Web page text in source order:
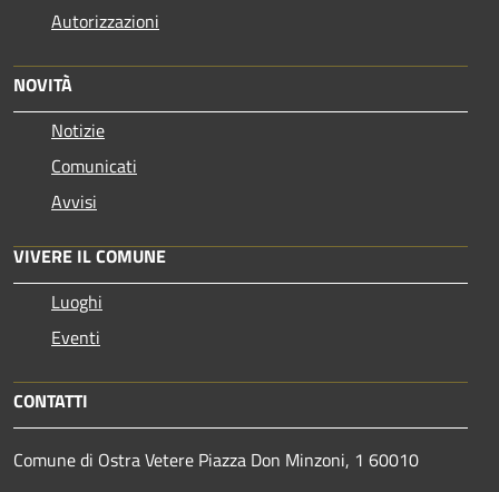
Autorizzazioni
NOVITÀ
Notizie
Comunicati
Avvisi
VIVERE IL COMUNE
Luoghi
Eventi
CONTATTI
Comune di Ostra Vetere Piazza Don Minzoni, 1 60010